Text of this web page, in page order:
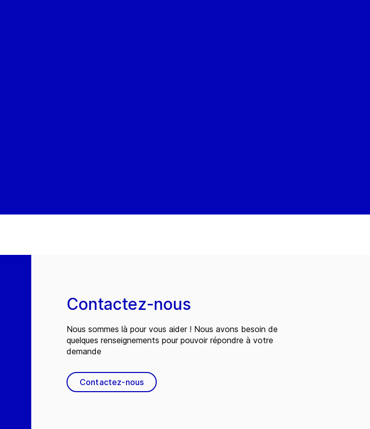
Contactez-nous
Nous sommes là pour vous aider ! Nous avons besoin de
quelques renseignements pour pouvoir répondre à votre
demande
Contactez-nous